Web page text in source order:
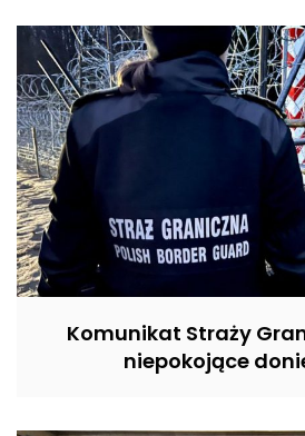
Komunikat Straży
niepokojące